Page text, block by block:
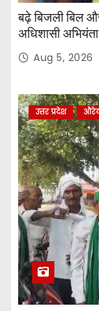
बढ़े बिजली बिल
अधिशासी अभियंता
Aug 5, 2026
उत्तर प्रदेश